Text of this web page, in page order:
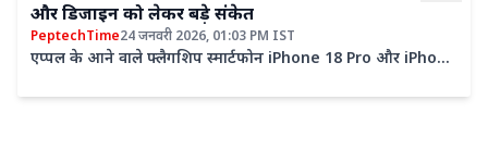
और डिजाइन को लेकर बड़े संकेत
PeptechTime24 जनवरी 2026, 01:03 PM IST
एप्पल के आने वाले फ्लैगशिप स्मार्टफोन iPhone 18 Pro और iPhone